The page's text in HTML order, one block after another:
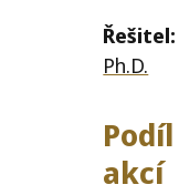
Řešitel:
Ph.D.
akcí